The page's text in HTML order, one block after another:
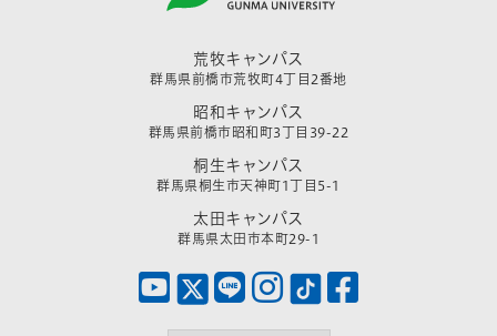
荒牧キャンパス
群馬県前橋市荒牧町4丁目2番地
昭和キャンパス
群馬県前橋市昭和町3丁目39-22
桐生キャンパス
群馬県桐生市天神町1丁目5-1
太田キャンパス
群馬県太田市本町29-1